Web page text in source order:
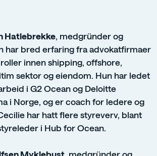
Hatlebrekke , medgründer og
har bred erfaring fra advokatfirmaer
innen shipping, offshore,
sektor og eiendom. Hun har ledet
i G2 Ocean og Deloitte
i Norge, og er coach for ledere og
har hatt flere styreverv, blant
i Hub for Ocean.
Myklebust, medgründer og